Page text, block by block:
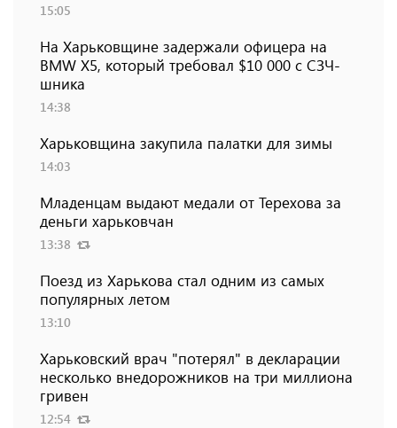
15:05
На Харьковщине задержали офицера на
BMW Х5, который требовал $10 000 с СЗЧ-
шника
14:38
Харьковщина закупила палатки для зимы
14:03
Младенцам выдают медали от Терехова за
деньги харьковчан
13:38
Поезд из Харькова стал одним из самых
популярных летом
13:10
Харьковский врач "потерял" в декларации
несколько внедорожников на три миллиона
гривен
12:54